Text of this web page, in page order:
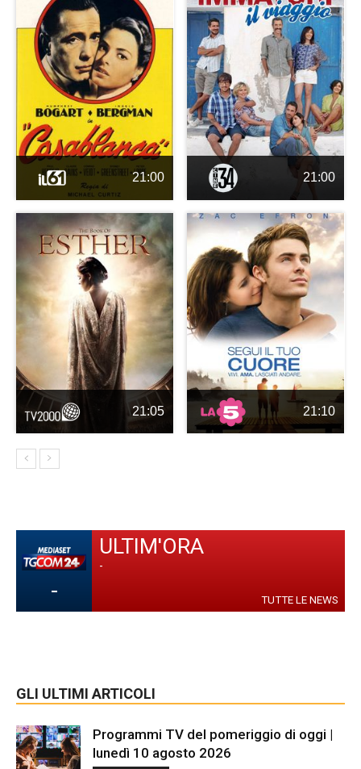
21:00 21:00
21:05 21:10
-
ULTIM'ORA
-
TUTTE LE NEWS
GLI ULTIMI ARTICOLI
Programmi TV del pomeriggio di oggi |
lunedì 10 agosto 2026